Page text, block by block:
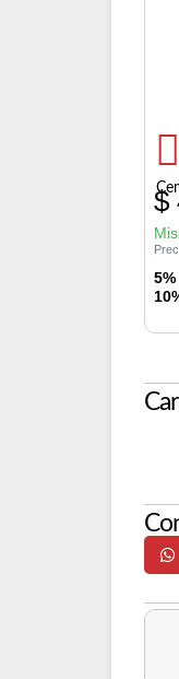
$
5%